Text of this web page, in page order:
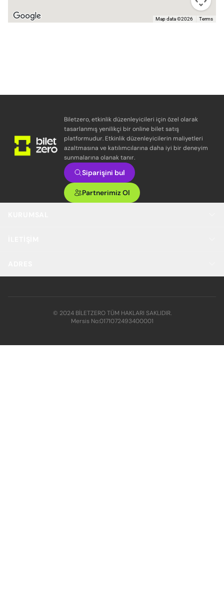
Map data ©2026 Terms
Biletzero, etkinlik düzenleyicileri için özel olarak
tasarlanmış yenilikçi bir online bilet satış
platformudur. Etkinlik düzenleyicilerin maliyetleri
azaltmasına ve katılımcılarına daha iyi bir deneyim
sunmalarına olanak tanır.
Siparişini bul
Partnerimiz Ol
© 2024 BİLETZERO TÜM HAKLARI SAKLIDIR.
Mersis No:0171072493400001